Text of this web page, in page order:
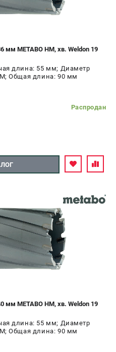
мм METABO HM, хв. Weldon 19
длина: 55 мм; Диаметр
Общая длина: 90 мм
Распродан
мм METABO HM, хв. Weldon 19
длина: 55 мм; Диаметр
Общая длина: 90 мм